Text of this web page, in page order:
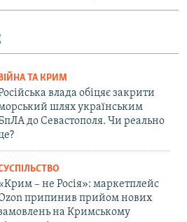
ТА КРИМ
влада обіцяє закрити
шлях українським
до Севастополя. Чи реально
– не Росія»: маркетплейс
припинив прийом нових
на Кримському